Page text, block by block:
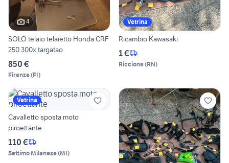
4
SOLO telaio telaietto Honda CRF
250 300x targatao
850 €
Firenze(FI)
Vetrina
Ricambio Kawasaki
1 €
Riccione(RN)
Vetrina
Cavalletto sposta moto
piroettante
110 €
Settimo Milanese(MI)